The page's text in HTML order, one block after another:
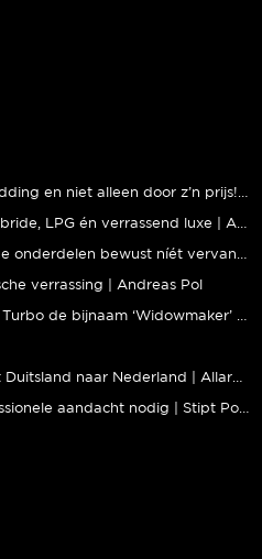
XPENG L03 zorgt voor opschudding en niet alleen door z’n prijs! | Jeroen Mul
Vernieuwde Dacia Sandero; hybride, LPG én verrassend luxe | Andreas Pol
BMW M5: waarom Rick sommige onderdelen bewust níét vervangt | Stipt Polish Point
verrassing | Andreas Pol
Porsche 930: waarom deze 911 Turbo de bijnaam ‘Widowmaker’ kreeg | Gallery Aaldering
Zo komt een gebruikte auto uit Duitsland naar Nederland | Allard Kalff
Porsche 911 Cabrio heeft professionele aandacht nodig | Stipt Polish Point